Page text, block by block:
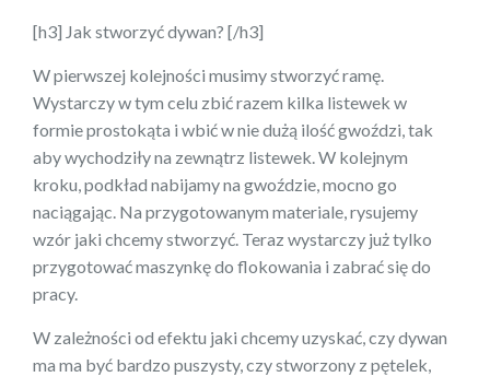
[h3] Jak stworzyć dywan? [/h3]
W pierwszej kolejności musimy stworzyć ramę.
Wystarczy w tym celu zbić razem kilka listewek w
formie prostokąta i wbić w nie dużą ilość gwoździ, tak
aby wychodziły na zewnątrz listewek. W kolejnym
kroku, podkład nabijamy na gwoździe, mocno go
naciągając. Na przygotowanym materiale, rysujemy
wzór jaki chcemy stworzyć. Teraz wystarczy już tylko
przygotować maszynkę do flokowania i zabrać się do
pracy.
W zależności od efektu jaki chcemy uzyskać, czy dywan
ma ma być bardzo puszysty, czy stworzony z pętelek,